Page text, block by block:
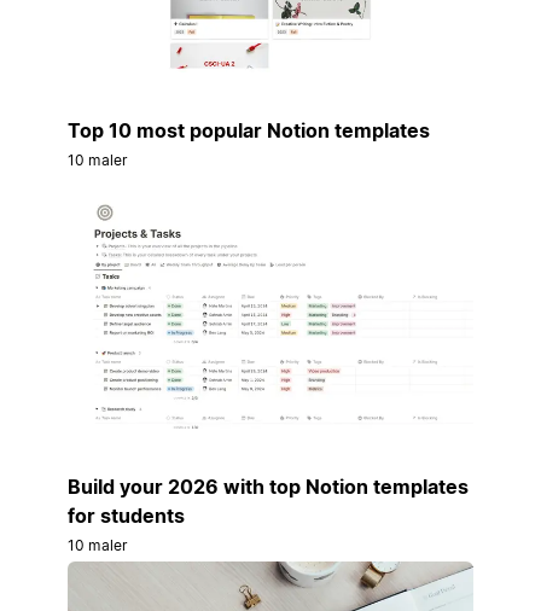
Top 10 most popular Notion templates
10 maler
Build your 2026 with top Notion templates
for students
10 maler